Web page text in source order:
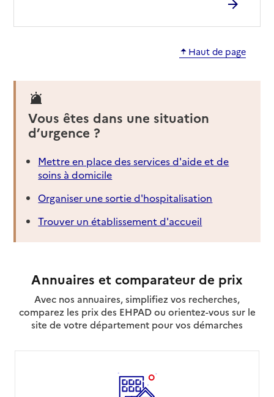
Haut de page
Vous êtes dans une situation
d’urgence ?
Mettre en place des services d'aide et de
soins à domicile
Organiser une sortie d'hospitalisation
Trouver un établissement d'accueil
Annuaires et comparateur de prix
Avec nos annuaires, simplifiez vos recherches,
comparez les prix des EHPAD ou orientez-vous sur le
site de votre département pour vos démarches